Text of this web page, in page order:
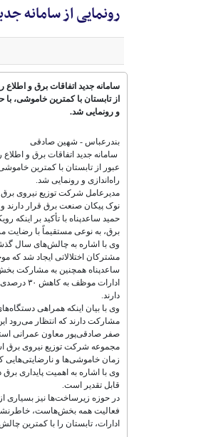
رونمایی از سامانه
سامانه جدید اتفاقات برق و
از تابستان با کمترین خاموشی،
و رونمایی شد.
بندرعباس - شهین صادقی
سامانه جدید اتفاقات برق و
عبور از تابستان با کمترین
راه‌اندازی و رونمایی شد.
مدیرعامل شرکت توزیع نیروی
نوک پیکان صنعت برق قرار دارند
حمید ساعدپناه با تأکید بر
برق، به نوعی مستقیماً با
وی با اشاره به چالش‌های سال
مشترکان اختلالاتی ایجاد شد که
ساعدپناه همچنین به مشارکت
دارند.
مشارکت دارند که انتظار می‌رود
صفر صادقی‌پور معاون عمرانی
مجموعه شرکت توزیع نیروی برق
زمان خاموشی‌ها و
وی با اشاره به اهمیت پایداری
قابل تقدیر است.
در حوزه زیرساخت‌ها نیز بسیاری
فعالیت همه بخش‌هاست، خاطرنشان
ادارات، تابستان را با کمترین